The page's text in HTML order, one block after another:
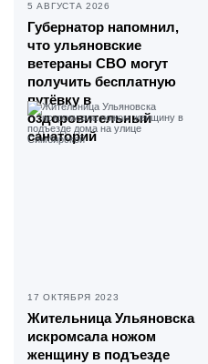
5 АВГУСТА 2026
Губернатор напомнил,
что ульяновские
ветераны СВО могут
получить бесплатную
путёвку в
оздоровительный
санаторий
17 ОКТЯБРЯ 2023
Жительница Ульяновска
искромсала ножом
женщину в подъезде